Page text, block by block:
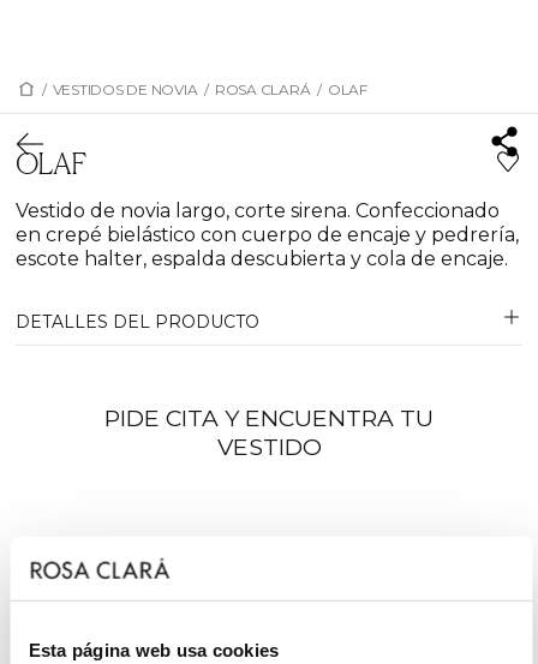
Esta página web usa cookies
/ VESTIDOS DE NOVIA / ROSA CLARÁ / OLAF
OLAF
Vestido de novia largo, corte sirena. Confeccionado
en crepé bielástico con cuerpo de encaje y pedrería,
escote halter, espalda descubierta y cola de encaje.
DETALLES DEL PRODUCTO
PIDE CITA Y ENCUENTRA TU
VESTIDO